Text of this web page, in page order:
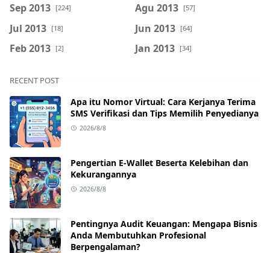
Sep 2013 [224] Agu 2013 [57]
Jul 2013 [18] Jun 2013 [64]
Feb 2013 [2] Jan 2013 [34]
RECENT POST
Apa itu Nomor Virtual: Cara Kerjanya Terima
SMS Verifikasi dan Tips Memilih Penyedianya
2026/8/8
Pengertian E-Wallet Beserta Kelebihan dan
Kekurangannya
2026/8/8
Pentingnya Audit Keuangan: Mengapa Bisnis
Anda Membutuhkan Profesional
Berpengalaman?